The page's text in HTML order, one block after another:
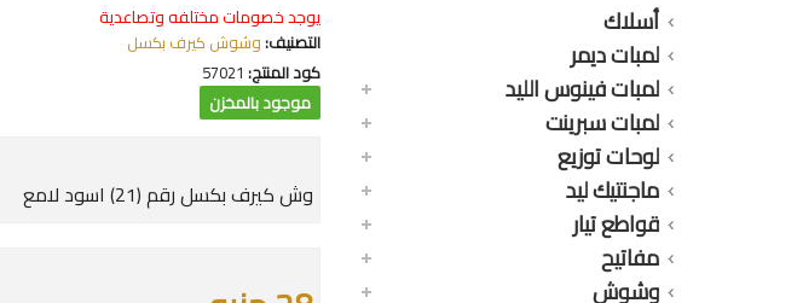
أسلاك
لمبات ديمر
لمبات فينوس الليد
لمبات سبرينت
لوحات توزيع
ماجنتيك ليد
قواطع تيار
مفاتيح
وشوش
يوجد خصومات مختلفه وتصاعدية
التصنيف:وشوش كيرف بكسل
كود المنتج: 57021
موجود بالمخزن
وش كيرف بكسل رقم (21) اسود لامع